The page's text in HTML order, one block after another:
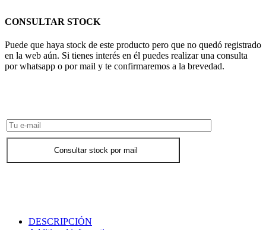
CONSULTAR STOCK
Puede que haya stock de este producto pero que no quedó registrado
en la web aún. Si tienes interés en él puedes realizar una consulta
por whatsapp o por mail y te confirmaremos a la brevedad.
Consultar stock por mail
DESCRIPCIÓN